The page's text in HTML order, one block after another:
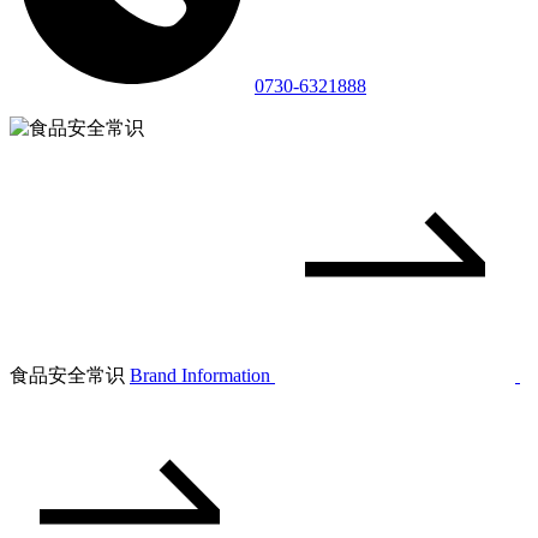
0730-6321888
食品安全常识 Brand Information